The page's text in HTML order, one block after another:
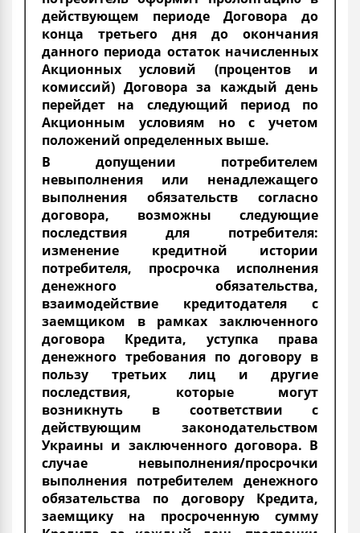
действующем периоде Договора до
конца третьего дня до окончания
данного периода остаток начисленных
Акционных условий (процентов и
комиссий) Договора за каждый день
перейдет на следующий период по
Акционным условиям но с учетом
положений определенных выше.
В допущении потребителем
невыполнения или ненадлежащего
выполнения обязательств согласно
договора, возможны следующие
последствия для потребителя:
изменение кредитной истории
потребителя, просрочка исполнения
денежного обязательства,
взаимодействие кредитодателя с
заемщиком в рамках заключенного
договора Кредита, уступка права
денежного требования по договору в
пользу третьих лиц и другие
последствия, которые могут
возникнуть в соответствии с
действующим законодательством
Украины и заключенного договора. В
случае невыполнения/просрочки
выполнения потребителем денежного
обязательства по договору Кредита,
заемщику на просроченную сумму